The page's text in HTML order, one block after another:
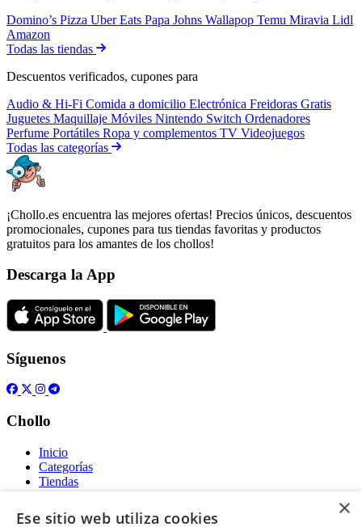
Domino’s Pizza Uber Eats Papa Johns Wallapop Temu Miravia Lidl
Amazon
Todas las tiendas
Descuentos verificados, cupones para
Audio & Hi-Fi Comida a domicilio Electrónica Freidoras Gratis
Juguetes Maquillaje Móviles Nintendo Switch Ordenadores
Perfume Portátiles Ropa y complementos TV Videojuegos
Todas las categorías
¡Chollo.es encuentra las mejores ofertas! Precios únicos, descuentos
promocionales, cupones para tus tiendas favoritas y productos
gratuitos para los amantes de los chollos!
Descarga la App
Síguenos
Chollo
Inicio
Categorías
Tiendas
Gratis
×
Ese sitio web utiliza cookies